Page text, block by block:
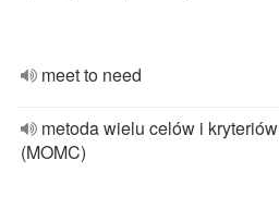
meet to need
metoda wielu celów i kryteriów
(MOMC)